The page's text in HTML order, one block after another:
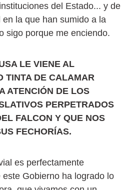
del Estado... y de
la que han sumido a la
sigo porque me enciendo.
LE VIENE AL
TINTA DE CALAMAR
ATENCIÓN DE LOS
PERPETRADOS
FALCON Y QUE NOS
FECHORÍAS.
es perfectamente
Gobierno ha logrado lo